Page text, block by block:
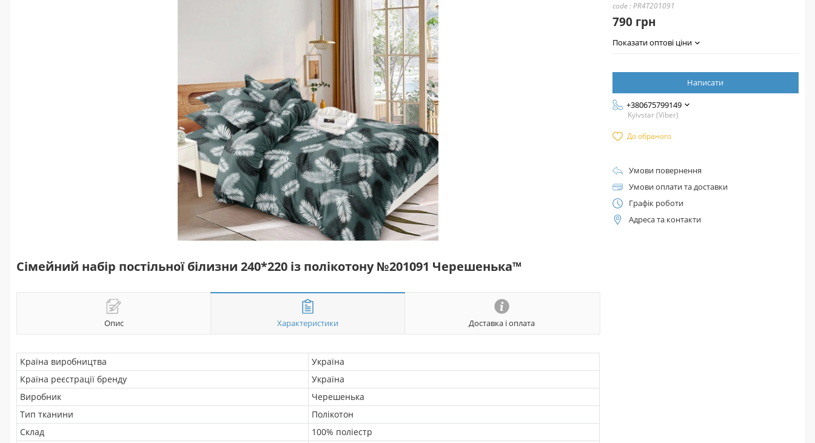
Сімейний набір постільної білизни 240*220 із полікотону №201091 Черешенька™
Опис Характеристики Доставка і оплата
Країна виробництва
Україна
Країна реєстрації бренду
Україна
Виробник
Черешенька
Тип тканини
Полікотон
Склад
100% поліестр
code : PR4T201091
790 грн
Показати оптові ціни
Написати
+380675799149
Kyivstar (Viber)
До обраного
Умови повернення
Умови оплати та доставки
Графік роботи
Адреса та контакти